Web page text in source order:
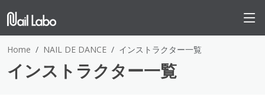
Home NAIL DE DANCE インストラクター一覧
インストラクター一覧